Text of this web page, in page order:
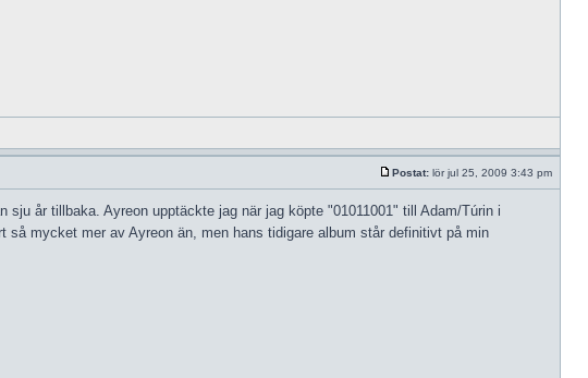
Postat: lör jul 25, 2009 3:43 pm
år tillbaka. Ayreon upptäckte jag när jag köpte "01011001" till Adam/Túrin i
så mycket mer av Ayreon än, men hans tidigare album står definitivt på min